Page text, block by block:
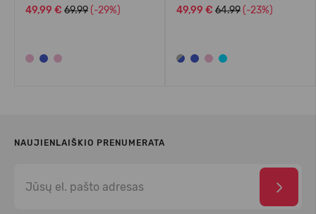
49,99 € 69.99 (-29%)
49,99 € 64.99 (-23%)
NAUJIENLAIŠKIO PRENUMERATA